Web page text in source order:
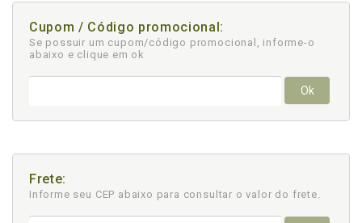
Cupom / Código promocional:
Se possuir um cupom/código promocional, informe-o
abaixo e clique em ok
Ok
Frete:
Informe seu CEP abaixo para consultar o valor do frete.